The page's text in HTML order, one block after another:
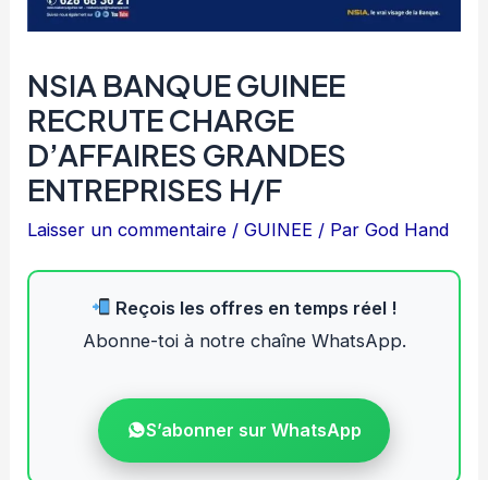
NSIA BANQUE GUINEE
RECRUTE CHARGE
D’AFFAIRES GRANDES
ENTREPRISES H/F
Laisser un commentaire /GUINEE / ParGod Hand
Reçois les offres en temps réel !
Abonne-toi à notre chaîne WhatsApp.
S’abonner sur WhatsApp